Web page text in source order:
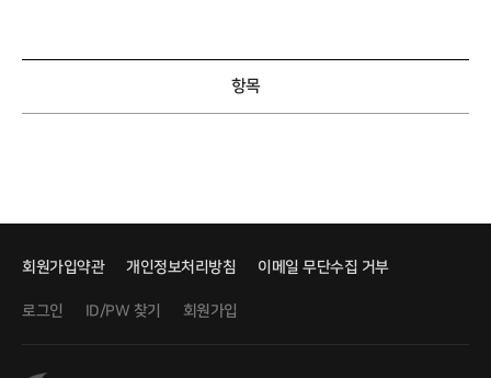
항목
회원가입약관 개인정보처리방침 이메일 무단수집 거부
로그인 ID/PW 찾기 회원가입